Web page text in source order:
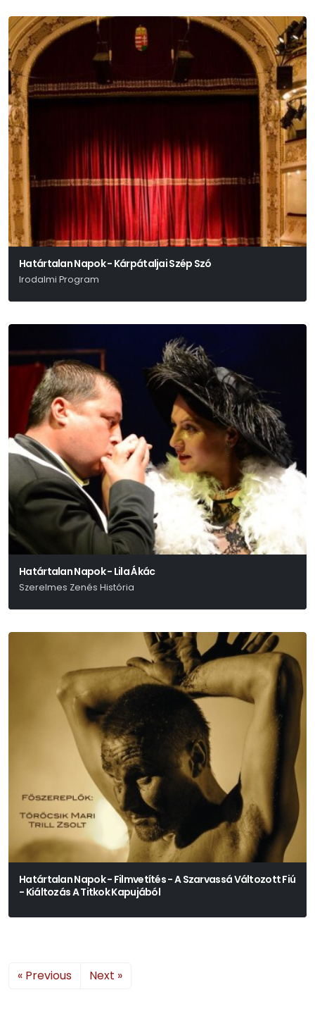
Határtalan Napok - Kárpátaljai Szép Szó
Irodalmi Program
Határtalan Napok - Lila Ákác
Szerelmes Zenés História
Határtalan Napok - Filmvetítés - A Szarvassá Változott Fiú
- Kiáltozás A Titkok Kapujából
« Previous Next »